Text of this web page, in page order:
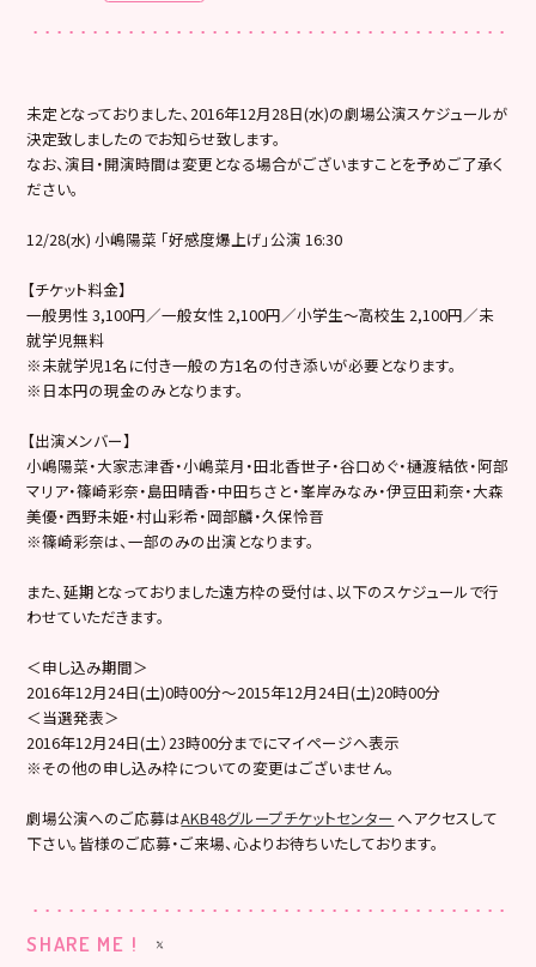
未定となっておりました、2016年12月28日(水)の劇場公演スケジュールが
決定致しましたのでお知らせ致します。
なお、演目・開演時間は変更となる場合がございますことを予めご了承く
ださい。
12/28(水) 小嶋陽菜 「好感度爆上げ」公演 16:30
【チケット料金】
一般男性 3,100円／一般女性 2,100円／小学生～高校生 2,100円／未
就学児無料
※未就学児1名に付き一般の方1名の付き添いが必要となります。
※日本円の現金のみとなります。
【出演メンバー】
小嶋陽菜・大家志津香・小嶋菜月・田北香世子・谷口めぐ・樋渡結依・阿部
マリア・篠崎彩奈・島田晴香・中田ちさと・峯岸みなみ・伊豆田莉奈・大森
美優・西野未姫・村山彩希・岡部麟・久保怜音
※篠崎彩奈は、一部のみの出演となります。
また、延期となっておりました遠方枠の受付は、以下のスケジュールで行
わせていただきます。
＜申し込み期間＞
2016年12月24日(土)0時00分～2015年12月24日(土)20時00分
＜当選発表＞
2016年12月24日(土）23時00分までにマイページへ表示
※その他の申し込み枠についての変更はございません。
劇場公演へのご応募はAKB48グループチケットセンター へアクセスして
下さい。皆様のご応募・ご来場、心よりお待ちいたしております。
SHARE ME !